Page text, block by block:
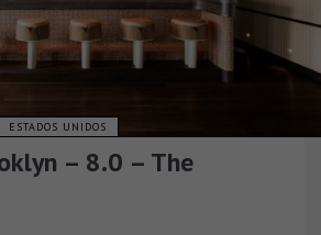
ESTADOS UNIDOS
– 8.0 – The